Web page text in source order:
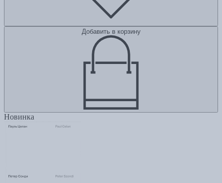
Добавить в корзину
Новинка